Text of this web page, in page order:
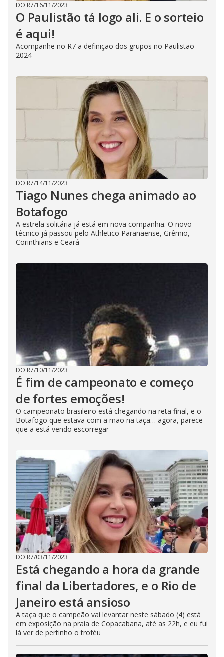
DO R7/16/11/2023
O Paulistão tá logo ali. E o sorteio
é aqui!
Acompanhe no R7 a definição dos grupos no Paulistão
2024
DO R7/14/11/2023
Tiago Nunes chega animado ao
Botafogo
A estrela solitária já está em nova companhia. O novo
técnico já passou pelo Athletico Paranaense, Grêmio,
Corinthians e Ceará
DO R7/10/11/2023
É fim de campeonato e começo
de fortes emoções!
O campeonato brasileiro está chegando na reta final, e o
Botafogo que estava com a mão na taça… agora, parece
que a está vendo escorregar
DO R7/03/11/2023
Está chegando a hora da grande
final da Libertadores, e o Rio de
Janeiro está ansioso
A taça que o campeão vai levantar neste sábado (4) está
em exposição na praia de Copacabana, até as 22h, e eu fui
lá ver de pertinho o troféu